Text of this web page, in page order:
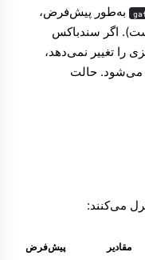
به‌طور پیش‌فرض،
اگر سندباکس
را تغییر نمی‌دهد،
می‌شود. حالت
می‌کنند:
مقادیر پیش‌فرض